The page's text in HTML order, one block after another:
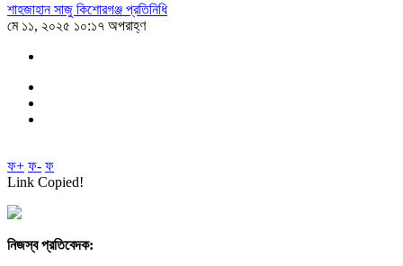
শাহজাহান সাজু কিশোরগঞ্জ প্রতিনিধি
মে ১১, ২০২৫ ১০:১৭ অপরাহ্ণ
ফ+ ফ- ফ
Link Copied!
নিজস্ব প্রতিবেদক: